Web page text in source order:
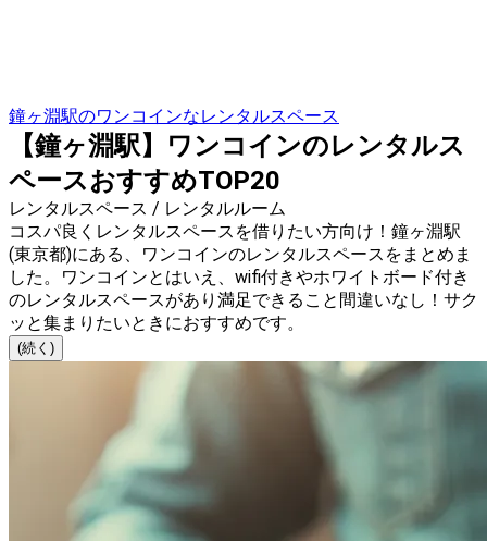
鐘ヶ淵駅のワンコインなレンタルスペース
【鐘ヶ淵駅】ワンコインのレンタルス
ペースおすすめTOP20
レンタルスペース / レンタルルーム
コスパ良くレンタルスペースを借りたい方向け！鐘ヶ淵駅
(東京都)にある、ワンコインのレンタルスペースをまとめま
した。ワンコインとはいえ、wifi付きやホワイトボード付き
のレンタルスペースがあり満足できること間違いなし！サク
ッと集まりたいときにおすすめです。
(続く)